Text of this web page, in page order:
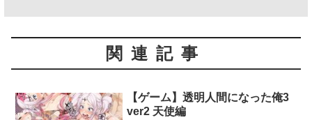
関連記事
【ゲーム】透明人間になった俺3
ver2 天使編